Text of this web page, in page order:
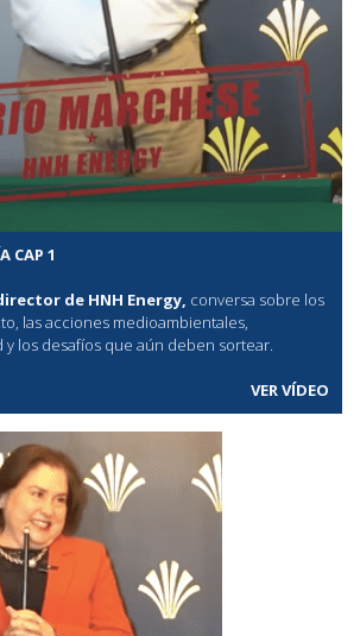
CAP 1
de HNH Energy, conversa sobre los
las acciones medioambientales,
los desafíos que aún deben sortear.
VER VÍDEO